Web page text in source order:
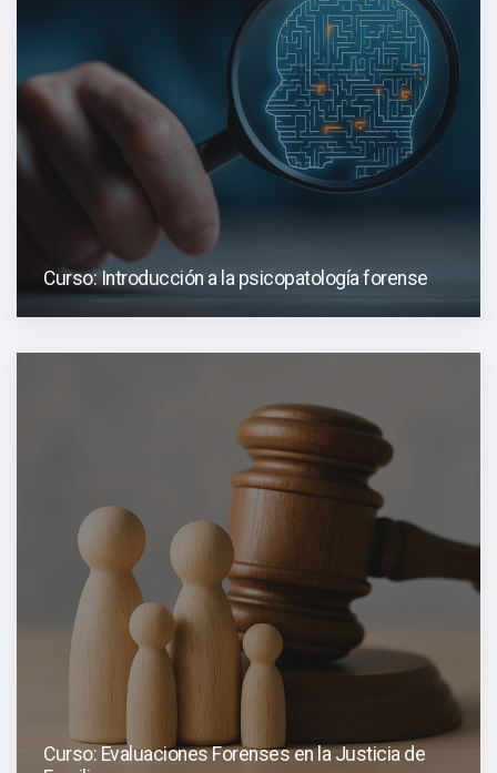
Curso: Introducción a la psicopatología forense
Curso: Evaluaciones Forenses en la Justicia de